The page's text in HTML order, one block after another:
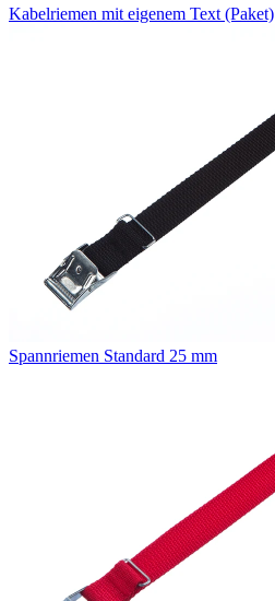
Kabelriemen mit eigenem Text (Paket)
Spannriemen Standard 25 mm